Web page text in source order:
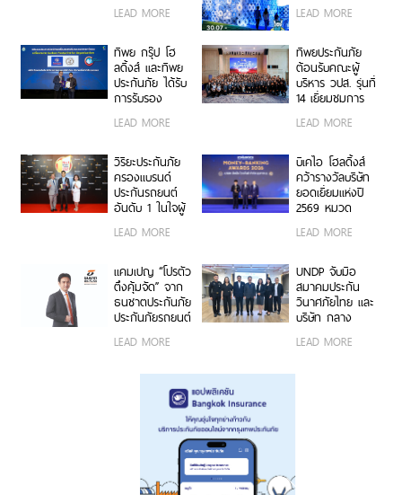
พันธมิตรเชิงกล
บริการประกันภัย
รูปแบบดิจิทัลเพื่อ
ประชาชน
LEAD MORE นิทรรศการยก
ห่วง ในงาน Hug
HeartYai 2026
LEAD MORE
ทิพย กรุ๊ป โฮ
ลดิ้งส์ และทิพย
ประกันภัย ได้รับ
การรับรอง
คาร์บอนฟุตพริ้
ตอกย้ำความเป็น
ผู้นำธุรกิจประกัน
ภัยที่ขับเคลื่อน
ความยั่งยืนตาม
LEAD MORE
ทิพยประกันภัย
ต้อนรับคณะผู้
บริหาร วปส. รุ่นที่
14 เยี่ยมชมการ
นวัตกรรมองค์กร
LEAD MORE
วิริยะประกันภัย
ครองแบรนด์
ประกันรถยนต์
อันดับ 1 ในใจผู้
บนเวที
Brand Thailand
2026”
LEAD MORE
บีเคไอ โฮลดิ้งส์
คว้ารางวัลบริษัท
ยอดเยี่ยมแห่งปี
2569 หมวด
และประกันชีวิต
ซ้อน จากงาน
Money &
Banking Awards
2026 ตอกย้ำ
เติบโตอย่างโดด
LEAD MORE
แคมเปญ “โปรตัว
ตึงคุ้มจัด” จาก
ธนชาตประกันภัย
ประกันภัยรถยนต์
เจาะกลุ่มรถ
ยอดนิยม
LEAD MORE
UNDP จับมือ
สมาคมประกัน
วินาศภัยไทย และ
บริษัท กลาง
ภัยจากรถ จำกัด
LEAD MORE